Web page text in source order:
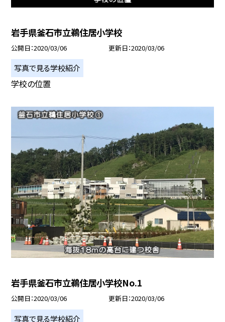
岩手県釜石市立鵜住居小学校
公開日 2020/03/06 更新日 2020/03/06
写真で見る学校紹介
学校の位置
岩手県釜石市立鵜住居小学校No.1
公開日 2020/03/06 更新日 2020/03/06
写真で見る学校紹介